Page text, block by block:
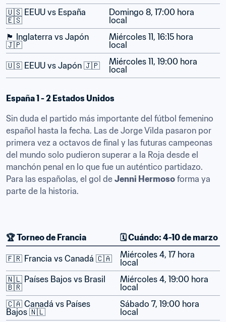
🇺🇸 EEUU vs España
🇪🇸
Domingo 8, 17:00 hora
local
🏴󠁧󠁢󠁥󠁮󠁧󠁿 Inglaterra vs Japón
🇯🇵
Miércoles 11, 16:15 hora
local
🇺🇸 EEUU vs Japón 🇯🇵
Miércoles 11, 19:00 hora
local
España 1 - 2 Estados Unidos
Sin duda el partido más importante del fútbol femenino
español hasta la fecha. Las de Jorge Vilda pasaron por
primera vez a octavos de final y las futuras campeonas
del mundo solo pudieron superar a la Roja desde el
manchón penal en lo que fue un auténtico partidazo.
Para las españolas, el gol de Jenni Hermoso forma ya
parte de la historia.
🏆 Torneo de Francia 🗓️ Cuándo: 4-10 de marzo
🇫🇷 Francia vs Canadá 🇨🇦
Miércoles 4, 17 hora
local
🇳🇱 Países Bajos vs Brasil
🇧🇷
Miércoles 4, 19:00 hora
local
🇨🇦 Canadá vs Países
Bajos 🇳🇱
Sábado 7, 19:00 hora
local